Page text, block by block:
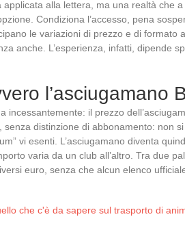
alla lettera, ma una realtà che
Condiziona l’accesso, pena
le variazioni di prezzo e di formato
anche. L’esperienza, infatti, dipende
l’asciugamano
incessantemente: il prezzo
distinzione di abbonamento: non
vi esenti. L’asciugamano diventa
varia da un club all’altro. Tra due
euro, senza che alcun elenco
che c'è da sapere sul trasporto di